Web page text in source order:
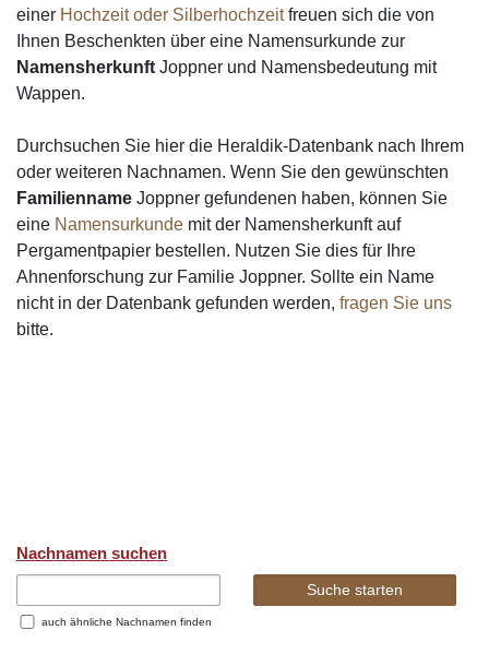
einer Hochzeit oder Silberhochzeitfreuen sich die von
Ihnen Beschenkten über eine Namensurkunde zur
Namensherkunft Joppner und Namensbedeutung mit
Wappen.
Durchsuchen Sie hier die Heraldik-Datenbank nach Ihrem
oder weiteren Nachnamen. Wenn Sie den gewünschten
Familienname Joppner gefundenen haben, können Sie
eine Namensurkunde mit der Namensherkunft auf
Pergamentpapier bestellen. Nutzen Sie dies für Ihre
Ahnenforschung zur Familie Joppner. Sollte ein Name
nicht in der Datenbank gefunden werden, fragen Sie uns
bitte.
Nachnamen suchen
auch ähnliche Nachnamen finden